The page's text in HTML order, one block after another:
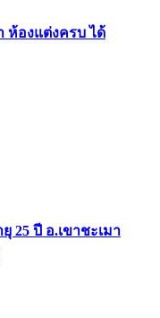
ห้องแต่งครบ ได้
25 ปี อ.เขาชะเมา